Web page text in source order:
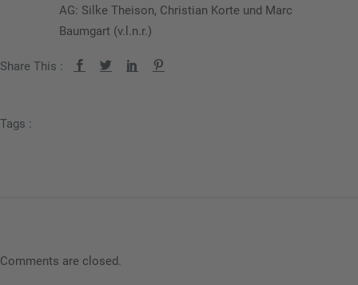
AG: Silke Theison, Christian Korte und Marc
Baumgart (v.l.n.r.)
Share This :
Tags :
Comments are closed.